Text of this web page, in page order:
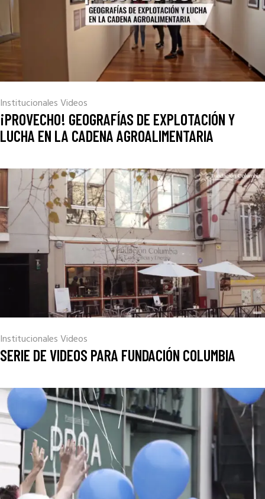
InstitucionalesVideos
¡PROVECHO! GEOGRAFÍAS DE EXPLOTACIÓN Y
LUCHA EN LA CADENA AGROALIMENTARIA
InstitucionalesVideos
SERIE DE VIDEOS PARA FUNDACIÓN COLUMBIA